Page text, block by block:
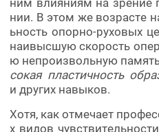
нии. В этом же возрасте
ьность опорно-руховых
наивысшую скорость
ю непроизвольную
сокая пластичность
и других навыков.
Хотя, как отмечает
х видов